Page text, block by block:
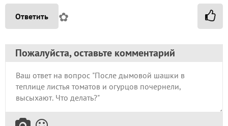
Ответить ✿
Пожалуйста, оставьте комментарий